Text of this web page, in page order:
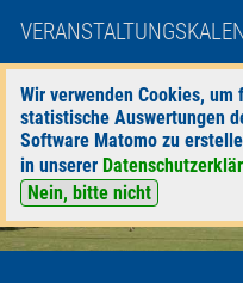
Wir verwenden Cookies,
statistische Auswertungen
Software Matomo zu
in unserer
Nein, bitte nicht